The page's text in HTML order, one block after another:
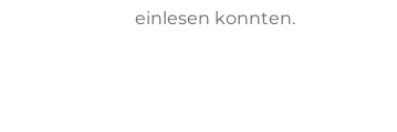
einlesen konnten.